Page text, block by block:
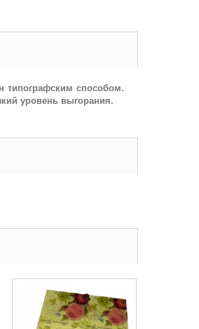
типографским способом.
уровень выгорания.